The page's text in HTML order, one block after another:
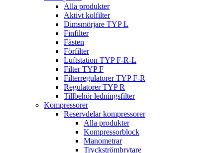
Alla produkter
Aktivt kolfilter
Dimsmörjare TYP L
Finfilter
Fästen
Förfilter
Luftstation TYP F-R-L
Filter TYP F
Filterregulatorer TYP F-R
Regulatorer TYP R
Tillbehör ledningsfilter
Kompressorer
Reservdelar kompressorer
Alla produkter
Kompressorblock
Manometrar
Tryckströmbrytare